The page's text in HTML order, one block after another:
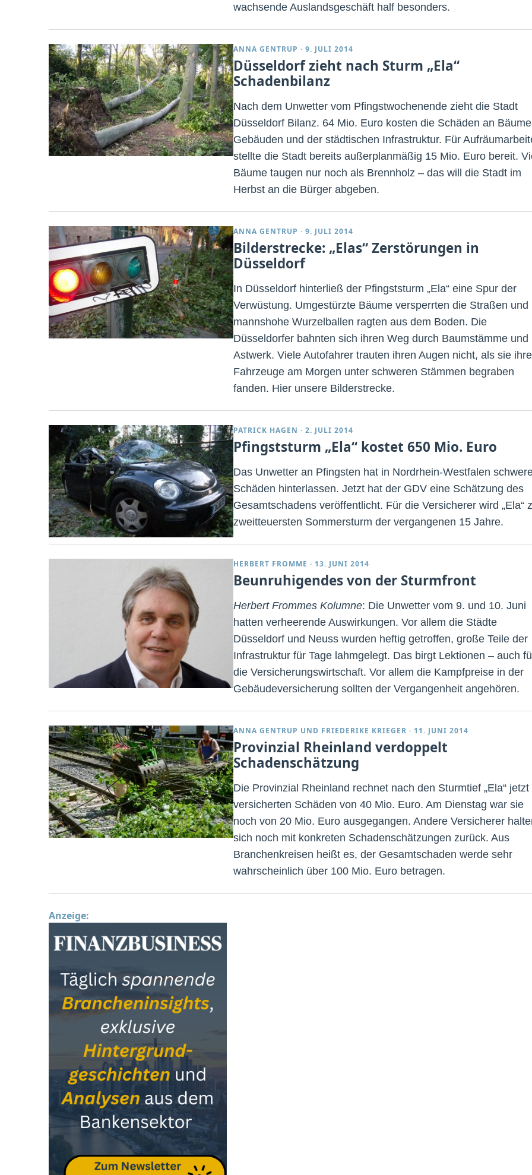
wachsende Auslandsgeschäft half besonders.
ANNA GENTRUP · 9. JULI 2014
Düsseldorf zieht nach Sturm „Ela“
Schadenbilanz
Nach dem Unwetter vom Pfingstwochenende zieht die Stadt
Düsseldorf Bilanz. 64 Mio. Euro kosten die Schäden an
Gebäuden und der städtischen Infrastruktur. Für
stellte die Stadt bereits außerplanmäßig 15 Mio. Euro bereit.
Bäume taugen nur noch als Brennholz – das will die Stadt im
Herbst an die Bürger abgeben.
ANNA GENTRUP · 9. JULI 2014
Bilderstrecke: „Elas“ Zerstörungen in
Düsseldorf
In Düsseldorf hinterließ der Pfingststurm „Ela“ eine Spur der
Verwüstung. Umgestürzte Bäume versperrten die Straßen und
mannshohe Wurzelballen ragten aus dem Boden. Die
Düsseldorfer bahnten sich ihren Weg durch Baumstämme und
Astwerk. Viele Autofahrer trauten ihren Augen nicht, als sie ihre
Fahrzeuge am Morgen unter schweren Stämmen begraben
fanden. Hier unsere Bilderstrecke.
PATRICK HAGEN · 2. JULI 2014
Pfingststurm „Ela“ kostet 650 Mio. Euro
Das Unwetter an Pfingsten hat in Nordrhein-Westfalen
Schäden hinterlassen. Jetzt hat der GDV eine Schätzung des
Gesamtschadens veröffentlicht. Für die Versicherer wird „Ela“
zweitteuersten Sommersturm der vergangenen 15 Jahre.
HERBERT FROMME · 13. JUNI 2014
Beunruhigendes von der Sturmfront
Herbert Frommes Kolumne: Die Unwetter vom 9. und 10. Juni
hatten verheerende Auswirkungen. Vor allem die Städte
Düsseldorf und Neuss wurden heftig getroffen, große Teile der
Infrastruktur für Tage lahmgelegt. Das birgt Lektionen – auch
die Versicherungswirtschaft. Vor allem die Kampfpreise in der
Gebäudeversicherung sollten der Vergangenheit angehören.
ANNA GENTRUP UND FRIEDERIKE KRIEGER · 11. JUNI 2014
Provinzial Rheinland verdoppelt
Schadenschätzung
Die Provinzial Rheinland rechnet nach den Sturmtief „Ela“ jetzt
versicherten Schäden von 40 Mio. Euro. Am Dienstag war sie
noch von 20 Mio. Euro ausgegangen. Andere Versicherer
sich noch mit konkreten Schadenschätzungen zurück. Aus
Branchenkreisen heißt es, der Gesamtschaden werde sehr
wahrscheinlich über 100 Mio. Euro betragen.
Anzeige: